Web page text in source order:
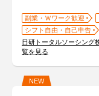
副業・Ｗワーク歓迎
シフト自由・自己申告
日研トータルソーシン
覧を見る
NEW